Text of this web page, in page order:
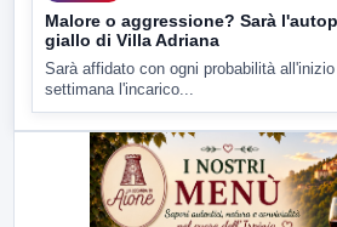
Malore o aggressione? Sarà
giallo di Villa Adriana
Sarà affidato con ogni probabilità
settimana l'incarico...